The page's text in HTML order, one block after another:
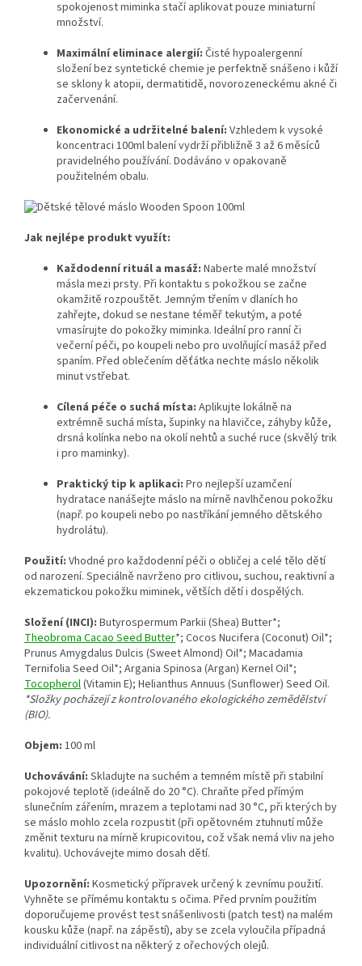
spokojenost miminka stačí aplikovat pouze miniaturní
množství.
Maximální eliminace alergií: Čisté hypoalergenní
složení bez syntetické chemie je perfektně snášeno i kůží
se sklony k atopii, dermatitidě, novorozeneckému akné či
začervenání.
Ekonomické a udržitelné balení: Vzhledem k vysoké
koncentraci 100ml balení vydrží přibližně 3 až 6 měsíců
pravidelného používání. Dodáváno v opakovaně
použitelném obalu.
Jak nejlépe produkt využít:
Každodenní rituál a masáž: Naberte malé množství
másla mezi prsty. Při kontaktu s pokožkou se začne
okamžitě rozpouštět. Jemným třením v dlaních ho
zahřejte, dokud se nestane téměř tekutým, a poté
vmasírujte do pokožky miminka. Ideální pro ranní či
večerní péči, po koupeli nebo pro uvolňující masáž před
spaním. Před oblečením děťátka nechte máslo několik
minut vstřebat.
Cílená péče o suchá místa: Aplikujte lokálně na
extrémně suchá místa, šupinky na hlavičce, záhyby kůže,
drsná kolínka nebo na okolí nehtů a suché ruce (skvělý trik
i pro maminky).
Praktický tip k aplikaci: Pro nejlepší uzamčení
hydratace nanášejte máslo na mírně navlhčenou pokožku
(např. po koupeli nebo po nastříkání jemného dětského
hydrolátu).
Použití: Vhodné pro každodenní péči o obličej a celé tělo dětí
od narození. Speciálně navrženo pro citlivou, suchou, reaktivní a
ekzematickou pokožku miminek, větších dětí i dospělých.
Složení (INCI): Butyrospermum Parkii (Shea) Butter*;
Theobroma Cacao Seed Butter*; Cocos Nucifera (Coconut) Oil*;
Prunus Amygdalus Dulcis (Sweet Almond) Oil*; Macadamia
Ternifolia Seed Oil*; Argania Spinosa (Argan) Kernel Oil*;
Tocopherol(Vitamin E); Helianthus Annuus (Sunflower) Seed Oil.
*Složky pocházejí z kontrolovaného ekologického zemědělství
(BIO).
Objem: 100 ml
Uchovávání: Skladujte na suchém a temném místě při stabilní
pokojové teplotě (ideálně do 20 °C). Chraňte před přímým
slunečním zářením, mrazem a teplotami nad 30 °C, při kterých by
se máslo mohlo zcela rozpustit (při opětovném ztuhnutí může
změnit texturu na mírně krupicovitou, což však nemá vliv na jeho
kvalitu). Uchovávejte mimo dosah dětí.
Upozornění: Kosmetický přípravek určený k zevnímu použití.
Vyhněte se přímému kontaktu s očima. Před prvním použitím
doporučujeme provést test snášenlivosti (patch test) na malém
kousku kůže (např. na zápěstí), aby se zcela vyloučila případná
individuální citlivost na některý z ořechových olejů.